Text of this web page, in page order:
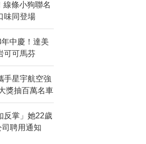
線條小狗聯名
味同登場
中慶！達美
可可馬芬
手星宇航空強
獎抽百萬名車
反掌」她22歲
聘用通知